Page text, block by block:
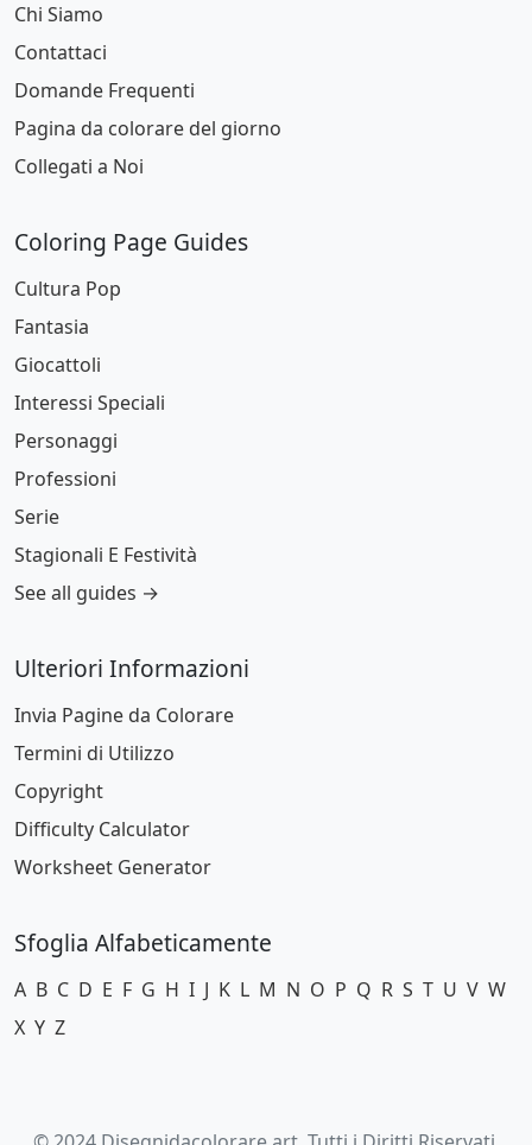
Chi Siamo
Contattaci
Domande Frequenti
Pagina da colorare del giorno
Collegati a Noi
Coloring Page Guides
Cultura Pop
Fantasia
Giocattoli
Interessi Speciali
Personaggi
Professioni
Serie
Stagionali E Festività
See all guides →
Ulteriori Informazioni
Invia Pagine da Colorare
Termini di Utilizzo
Copyright
Difficulty Calculator
Worksheet Generator
Sfoglia Alfabeticamente
A B C D E F G H I J K L M N O P Q R S T U V W
X Y Z